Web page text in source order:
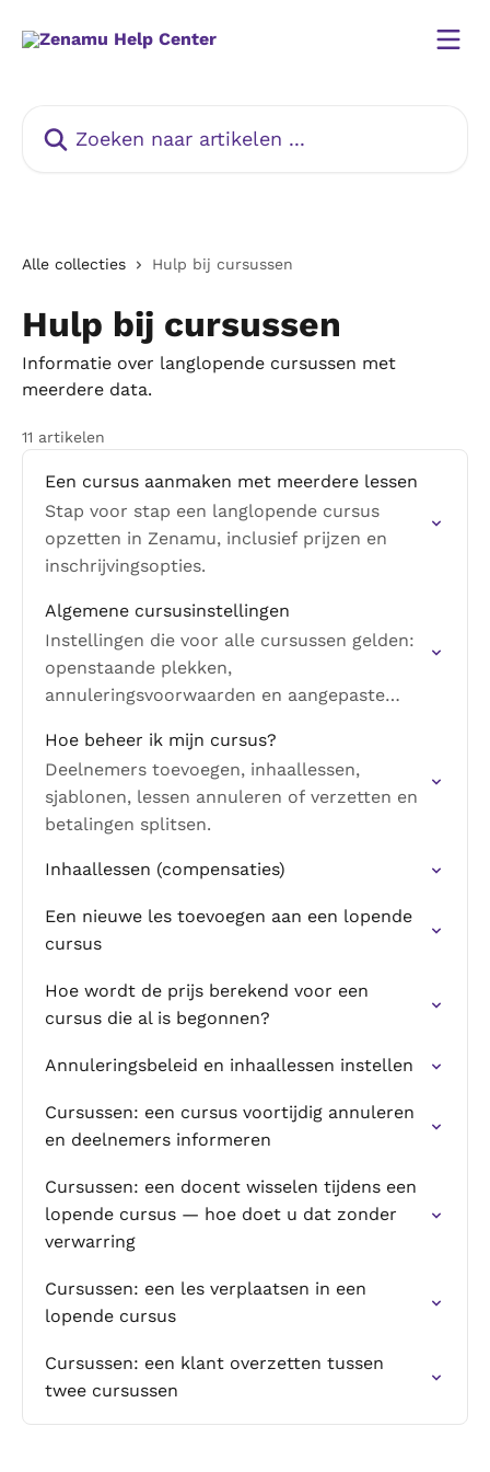
Alle collecties Hulp bij cursussen
Hulp bij cursussen
Informatie over langlopende cursussen met
meerdere data.
11 artikelen
Een cursus aanmaken met meerdere lessen
Stap voor stap een langlopende cursus
opzetten in Zenamu, inclusief prijzen en
inschrijvingsopties.
Algemene cursusinstellingen
Instellingen die voor alle cursussen gelden:
openstaande plekken,
annuleringsvoorwaarden en aangepaste
Hoe beheer ik mijn cursus?
Deelnemers toevoegen, inhaallessen,
sjablonen, lessen annuleren of verzetten en
betalingen splitsen.
Inhaallessen (compensaties)
Een nieuwe les toevoegen aan een lopende
cursus
Hoe wordt de prijs berekend voor een
cursus die al is begonnen?
Annuleringsbeleid en inhaallessen instellen
Cursussen: een cursus voortijdig annuleren
en deelnemers informeren
Cursussen: een docent wisselen tijdens een
lopende cursus — hoe doet u dat zonder
verwarring
Cursussen: een les verplaatsen in een
lopende cursus
Cursussen: een klant overzetten tussen
twee cursussen